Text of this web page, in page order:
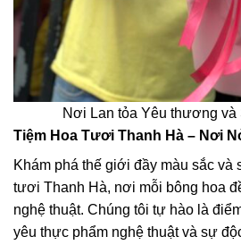
Nơi Lan tỏa Yêu thương và
Tiệm Hoa Tươi Thanh Hà – Nơi
Khám phá thế giới đầy màu sắc và
tươi Thanh Hà, nơi mỗi bông hoa
nghệ thuật. Chúng tôi tự hào là
yêu thực phẩm nghệ thuật và sự